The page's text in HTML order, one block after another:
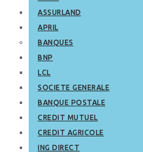
ASSURLAND
APRIL
BANQUES
BNP
LCL
SOCIETE GENERALE
BANQUE POSTALE
CREDIT MUTUEL
CREDIT AGRICOLE
ING DIRECT